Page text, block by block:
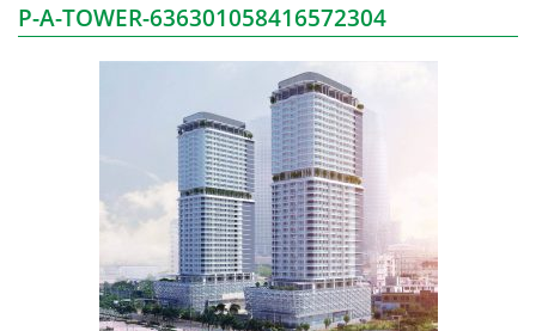
P-A-TOWER-636301058416572304